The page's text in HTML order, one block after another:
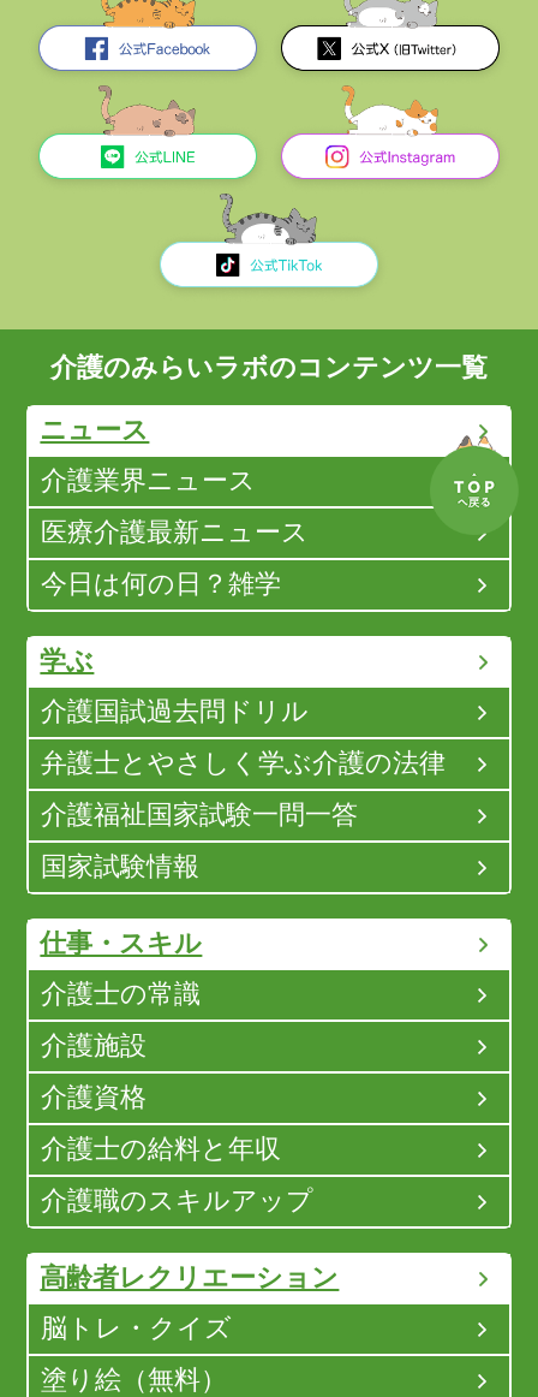
介護のみらいラボのコンテンツ一覧
ニュース
介護業界ニュース
医療介護最新ニュース
今日は何の日？雑学
学ぶ
介護国試過去問ドリル
弁護士とやさしく学ぶ介護の法律
介護福祉国家試験一問一答
国家試験情報
仕事・スキル
介護士の常識
介護施設
介護資格
介護士の給料と年収
介護職のスキルアップ
高齢者レクリエーション
脳トレ・クイズ
塗り絵（無料）